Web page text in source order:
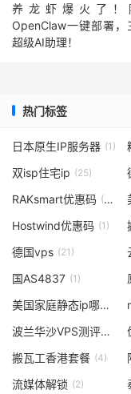
养龙虾爆火了！
OpenClaw一键部署，
超级AI助理！
热门标签
日本原生IP服务器 (1)
双isp住宅ip (25)
RAKsmart优惠码 (11)
Hostwind优惠码 (1)
德国vps (21)
国AS4837 (1)
美国家庭静态ip哪里有
波兰华沙VPS测评洛 (2)
搬瓦工香港套餐 (4)
流媒体解锁 (2)